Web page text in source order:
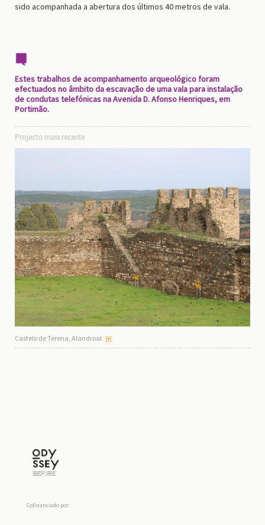
sido acompanhada a abertura dos últimos 40 metros de vala.
Estes trabalhos de acompanhamento arqueológico foram
efectuados no âmbito da escavação de uma vala para instalação
de condutas telefónicas na Avenida D. Afonso Henriques, em
Portimão.
Projecto mais recente
Castelo de Terena, Alandroal
Cofinanciado por: